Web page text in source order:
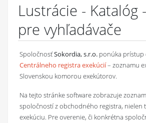
Lustrácie - Katalóg
pre vyhľadávače
SpoločnosťSokordia, s.r.o. ponúka prístup
Centrálneho registra exekúcií– zoznamu
Slovenskou komorou exekútorov.
Na tejto stránke software zobrazuje zoznam
spoločností z obchodného registra, nielen
exekúciu. Pre overenie, či konkrétna